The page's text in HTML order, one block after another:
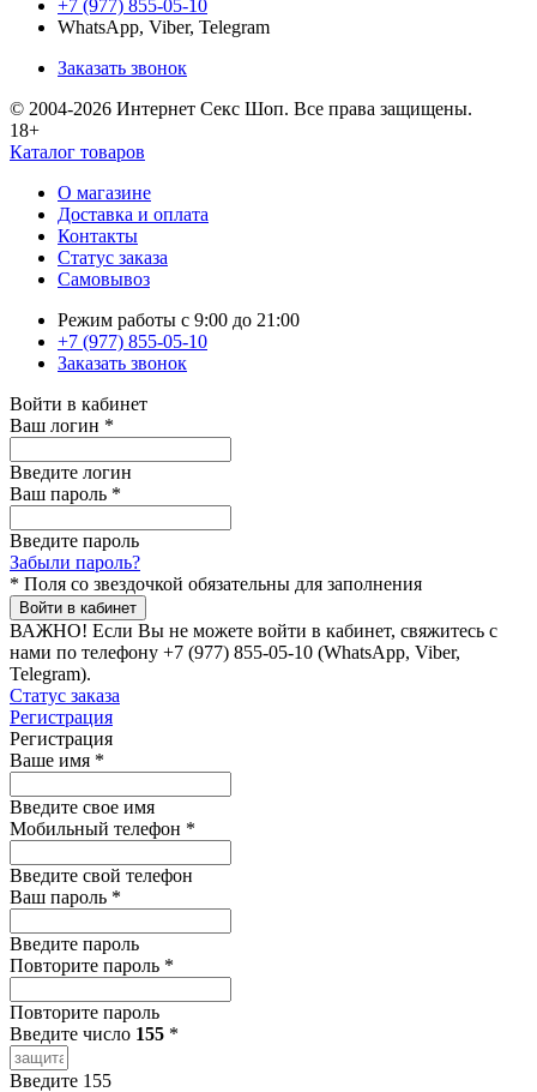
+7 (977) 855-05-10
WhatsApp, Viber, Telegram
Заказать звонок
© 2004-2026 Интернет Секс Шоп. Все права защищены.
18+
Каталог товаров
О магазине
Доставка и оплата
Контакты
Статус заказа
Самовывоз
Режим работы с 9:00 до 21:00
+7 (977) 855-05-10
Заказать звонок
Войти в кабинет
Ваш логин *
Введите логин
Ваш пароль *
Введите пароль
Забыли пароль?
* Поля со звездочкой обязательны для заполнения
Войти в кабинет
ВАЖНО! Если Вы не можете войти в кабинет, свяжитесь с
нами по телефону +7 (977) 855-05-10 (WhatsApp, Viber,
Telegram).
Статус заказа
Регистрация
Регистрация
Ваше имя *
Введите свое имя
Мобильный телефон *
Введите свой телефон
Ваш пароль *
Введите пароль
Повторите пароль *
Повторите пароль
Введите число 155 *
Введите 155